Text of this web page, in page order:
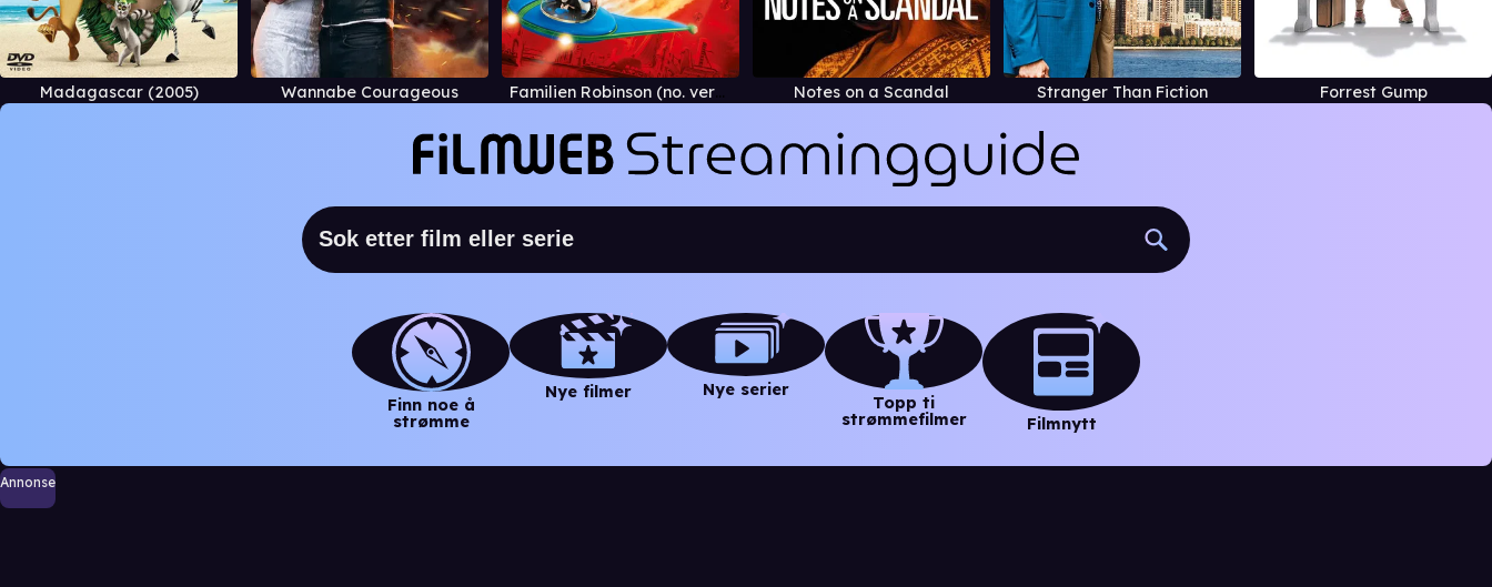
Madagascar (2005) Wannabe Courageous Familien Robinson (no. versjon) Notes on a Scandal Stranger Than Fiction Forrest Gump
Finn noe å
strømme
Nye filmer Nye serier
Topp ti
strømmefilmer
Filmnytt
Annonse